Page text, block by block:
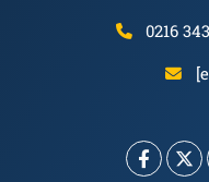
0216